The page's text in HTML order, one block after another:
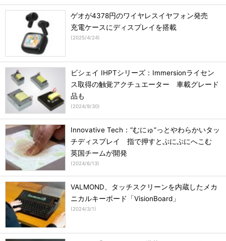
ゲオが4378円のワイヤレスイヤフォン発売
充電ケースにディスプレイを搭載
(2025/4/24)
ビシェイ IHPTシリーズ：Immersionライセン
ス取得の触覚アクチュエーター 車載グレード
品も
(2024/9/30)
Innovative Tech：“むにゅ”っとやわらかいタッ
チディスプレイ 指で押すとぷにぷにへこむ
英国チームが開発
(2024/6/13)
VALMOND、タッチスクリーンを内蔵したメカ
ニカルキーボード「VisionBoard」
(2024/3/1)